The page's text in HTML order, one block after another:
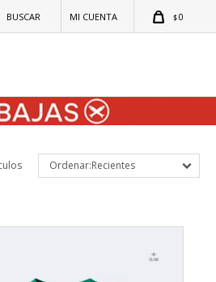
$0
Recientes